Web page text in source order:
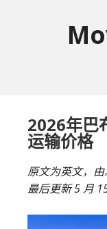
2026年巴
运输价格
原文为英文，由
最后更新5 月